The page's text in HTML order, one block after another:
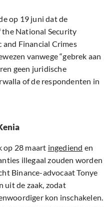
op 19 juni dat de
the National Security
and Financial Crimes
vanwege “gebrek aan
geen juridische
of de respondenten in
op 28 maart ingediend en
illegaal zouden worden
Binance-advocaat Tonye
uit de zaak, zodat
kon inschakelen.